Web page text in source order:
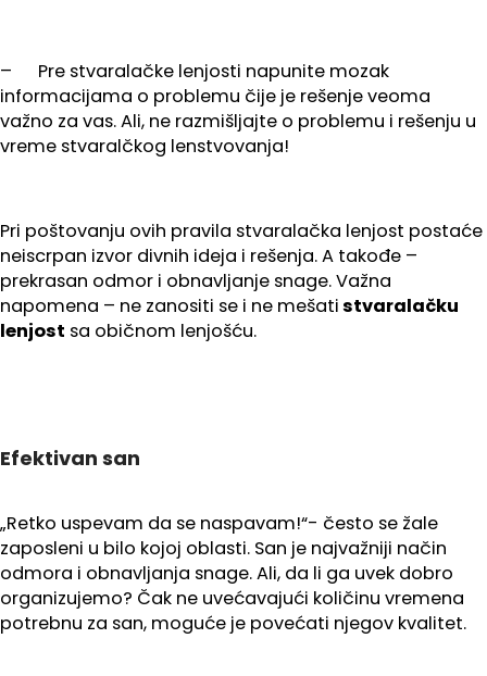
– Pre stvaralačke lenjosti napunite mozak
informacijama o problemu čije je rešenje veoma
važno za vas. Ali, ne razmišljajte o problemu i rešenju u
vreme stvaralčkog lenstvovanja!
Pri poštovanju ovih pravila stvaralačka lenjost postaće
neiscrpan izvor divnih ideja i rešenja. A takođe –
prekrasan odmor i obnavljanje snage. Važna
napomena – ne zanositi se i ne mešatistvaralačku
lenjost sa običnom lenjošću.
Efektivan san
„Retko uspevam da se naspavam!“- često se žale
zaposleni u bilo kojoj oblasti. San je najvažniji način
odmora i obnavljanja snage. Ali, da li ga uvek dobro
organizujemo? Čak ne uvećavajući količinu vremena
potrebnu za san, moguće je povećati njegov kvalitet.